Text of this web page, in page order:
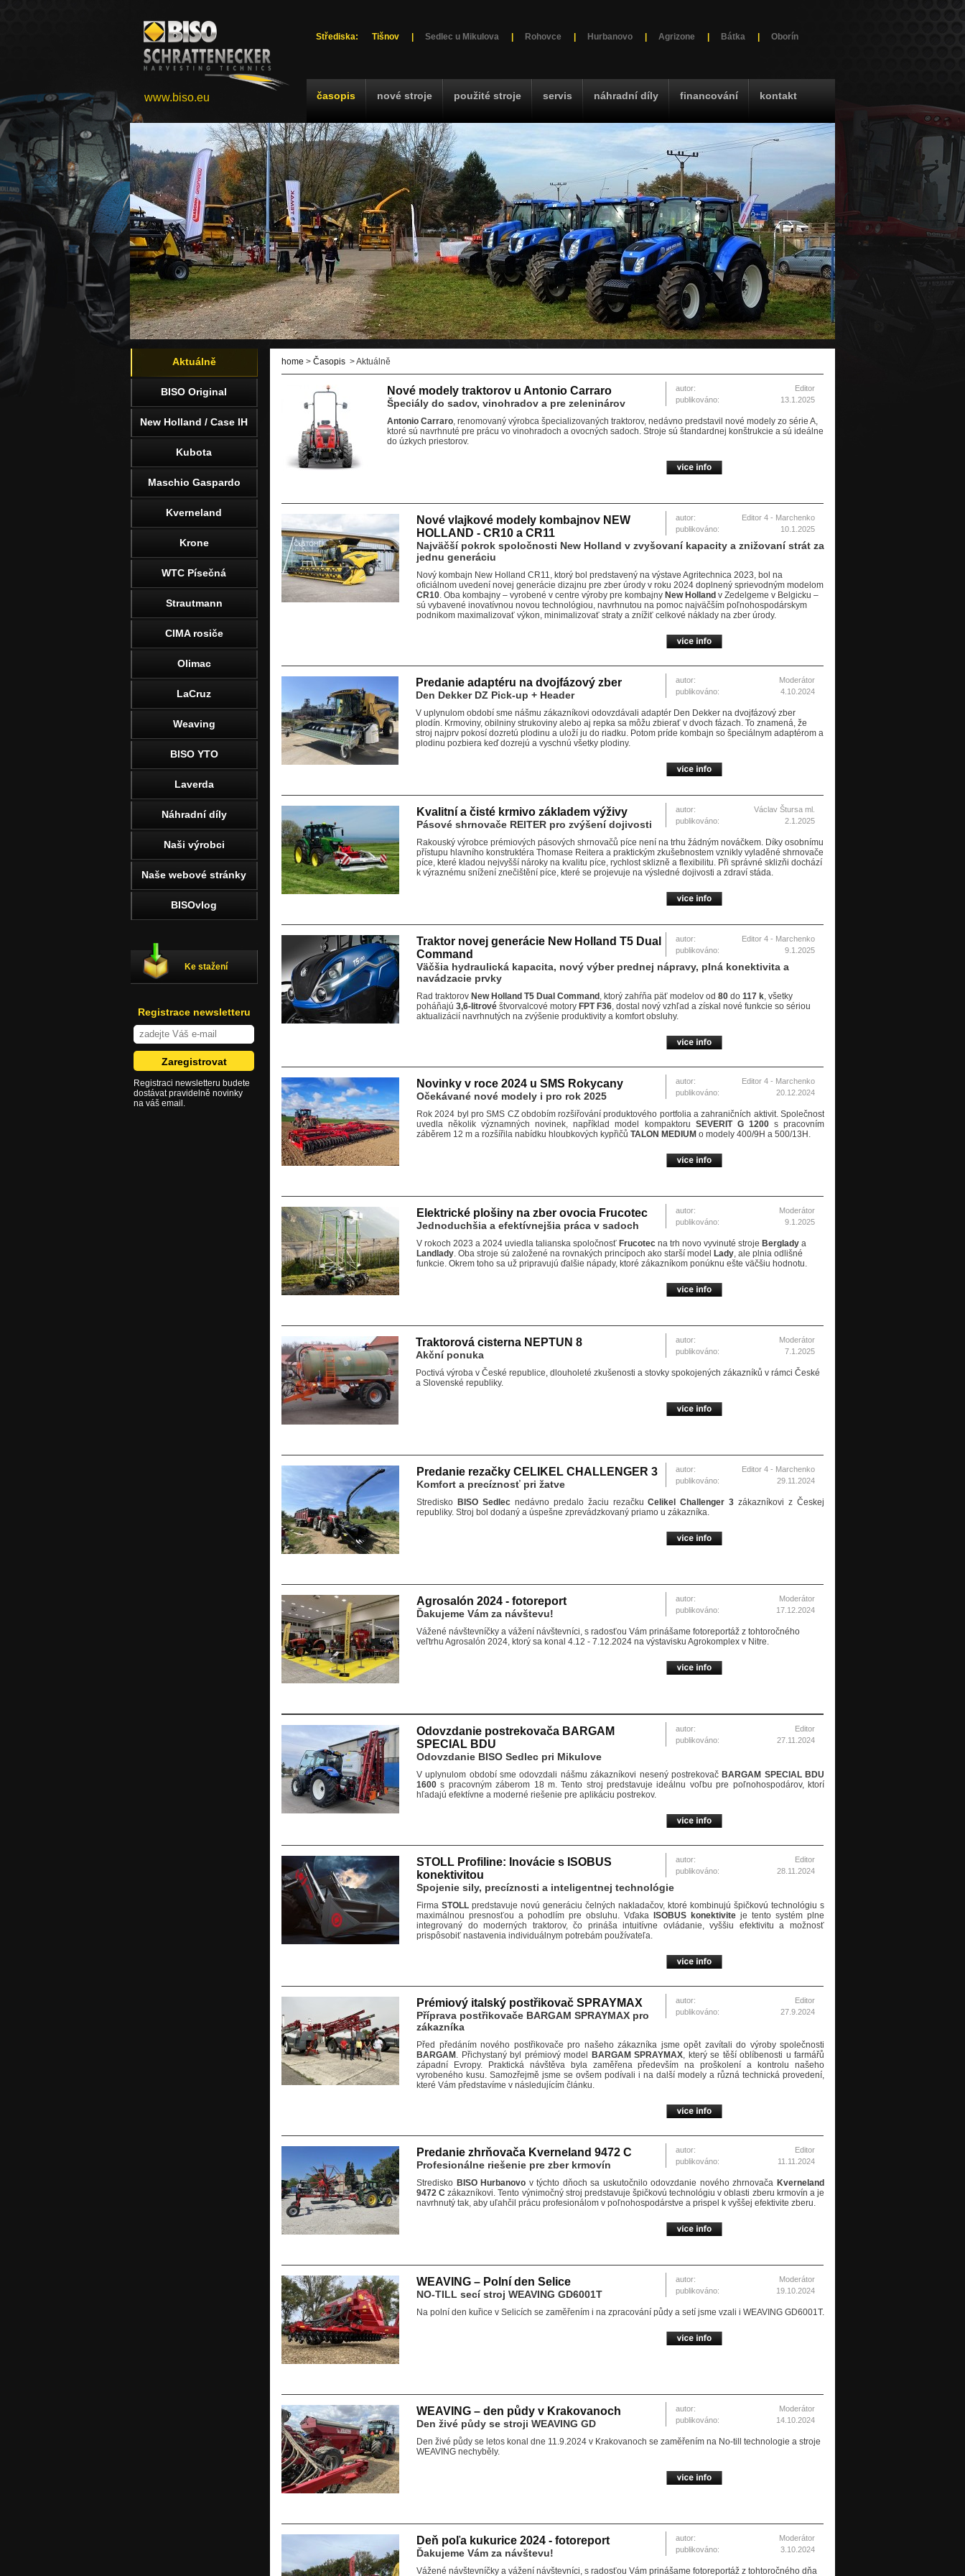
Střediska: Tišnov Sedlec u Mikulova Rohovce Hurbanovo Agrizone Bátka Oborín
časopis nové stroje použité stroje servis náhradní díly financování kontakt
www.biso.eu
home > Časopis > Aktuálně
autor:
Editor
publikováno:
13.1.2025
Nové modely traktorov u Antonio Carraro
Špeciály do sadov, vinohradov a pre zeleninárov
Antonio Carraro, renomovaný výrobca špecializovaných traktorov, nedávno predstavil nové modely zo série A,
ktoré sú navrhnuté pre prácu vo vinohradoch a ovocných sadoch. Stroje sú štandardnej konštrukcie a sú ideálne
do úzkych priestorov.
autor:
Editor 4 - Marchenko
publikováno:
10.1.2025
Nové vlajkové modely kombajnov NEW
HOLLAND - CR10 a CR11
Najväčší pokrok spoločnosti New Holland v zvyšovaní kapacity a znižovaní strát za
jednu generáciu
Nový kombajn New Holland CR11, ktorý bol predstavený na výstave Agritechnica 2023, bol na
oficiálnom uvedení novej generácie dizajnu pre zber úrody v roku 2024 doplnený sprievodným modelom
CR10. Oba kombajny – vyrobené v centre výroby pre kombajny New Holland v Zedelgeme v Belgicku –
sú vybavené inovatívnou novou technológiou, navrhnutou na pomoc najväčším poľnohospodárskym
podnikom maximalizovať výkon, minimalizovať straty a znížiť celkové náklady na zber úrody.
autor:
Moderátor
publikováno:
4.10.2024
Predanie adaptéru na dvojfázový zber
Den Dekker DZ Pick-up + Header
V uplynulom období sme nášmu zákazníkovi odovzdávali adaptér Den Dekker na dvojfázový zber
plodín. Krmoviny, obilniny strukoviny alebo aj repka sa môžu zbierať v dvoch fázach. To znamená, že
stroj najprv pokosí dozretú plodinu a uloží ju do riadku. Potom príde kombajn so špeciálnym adaptérom a
plodinu pozbiera keď dozrejú a vyschnú všetky plodiny.
autor:
Václav Štursa ml.
publikováno:
2.1.2025
Kvalitní a čisté krmivo základem výživy
Pásové shrnovače REITER pro zvýšení dojivosti
Rakouský výrobce prémiových pásových shrnovačů píce není na trhu žádným nováčkem. Díky osobnímu
přístupu hlavního konstruktéra Thomase Reitera a praktickým zkušebnostem vznikly vyladěné shrnovače
píce, které kladou nejvyšší nároky na kvalitu píce, rychlost sklizně a flexibilitu. Při správné sklizňi dochází
k výraznému snížení znečištění píce, které se projevuje na výsledné dojivosti a zdraví stáda.
autor:
Editor 4 - Marchenko
publikováno:
9.1.2025
Traktor novej generácie New Holland T5 Dual
Command
Väčšia hydraulická kapacita, nový výber prednej nápravy, plná konektivita a
navádzacie prvky
Rad traktorov New Holland T5 Dual Command , ktorý zahŕňa päť modelov od 80 do 117 k, všetky
poháňajú 3,6-litrové štvorvalcové motory FPT F36, dostal nový vzhľad a získal nové funkcie so sériou
aktualizácií navrhnutých na zvýšenie produktivity a komfort obsluhy.
autor:
Editor 4 - Marchenko
publikováno:
20.12.2024
Novinky v roce 2024 u SMS Rokycany
Očekávané nové modely i pro rok 2025
Rok 2024 byl pro SMS CZ obdobím rozšiřování produktového portfolia a zahraničních aktivit. Společnost
uvedla několik významných novinek, například model kompaktoru SEVERIT G 1200s pracovním
záběrem 12 m a rozšířila nabídku hloubkových kypřičů TALON MEDIUM o modely 400/9H a 500/13H.
autor:
Moderátor
publikováno:
9.1.2025
Elektrické plošiny na zber ovocia Frucotec
Jednoduchšia a efektívnejšia práca v sadoch
V rokoch 2023 a 2024 uviedla talianska spoločnosť Frucotec na trh novo vyvinuté stroje Berglady a
Landlady. Oba stroje sú založené na rovnakých princípoch ako starší model Lady, ale plnia odlišné
funkcie. Okrem toho sa už pripravujú ďalšie nápady, ktoré zákazníkom ponúknu ešte väčšiu hodnotu.
autor:
Moderátor
publikováno:
7.1.2025
Traktorová cisterna NEPTUN 8
Akční ponuka
Poctivá výroba v České republice, dlouholeté zkušenosti a stovky spokojených zákazníků v rámci České
a Slovenské republiky.
autor:
Editor 4 - Marchenko
publikováno:
29.11.2024
Predanie rezačky CELIKEL CHALLENGER 3
Komfort a precíznosť pri žatve
Stredisko BISO Sedlec nedávno predalo žaciu rezačkuCelikel Challenger 3 zákazníkovi z Českej
republiky. Stroj bol dodaný a úspešne zprevádzkovaný priamo u zákazníka.
autor:
Moderátor
publikováno:
17.12.2024
Agrosalón 2024 - fotoreport
Ďakujeme Vám za návštevu!
Vážené návštevníčky a vážení návštevníci, s radosťou Vám prinášame fotoreportáž z tohtoročného
veľtrhu Agrosalón 2024, ktorý sa konal 4.12 - 7.12.2024 na výstavisku Agrokomplex v Nitre.
autor:
Editor
publikováno:
27.11.2024
Odovzdanie postrekovača BARGAM
SPECIAL BDU
Odovzdanie BISO Sedlec pri Mikulove
V uplynulom období sme odovzdali nášmu zákazníkovi nesený postrekovačBARGAM SPECIAL BDU
1600 s pracovným záberom 18 m. Tento stroj predstavuje ideálnu voľbu pre poľnohospodárov, ktorí
hľadajú efektívne a moderné riešenie pre aplikáciu postrekov.
autor:
Editor
publikováno:
28.11.2024
STOLL Profiline: Inovácie s ISOBUS
konektivitou
Spojenie sily, precíznosti a inteligentnej technológie
Firma STOLL predstavuje novú generáciu čelných nakladačov, ktoré kombinujú špičkovú technológiu s
maximálnou presnosťou a pohodlím pre obsluhu. Vďaka ISOBUS konektivite je tento systém plne
integrovaný do moderných traktorov, čo prináša intuitívne ovládanie, vyššiu efektivitu a možnosť
prispôsobiť nastavenia individuálnym potrebám používateľa.
autor:
Editor
publikováno:
27.9.2024
Prémiový italský postřikovač SPRAYMAX
Příprava postřikovače BARGAM SPRAYMAX pro
zákazníka
Před předáním nového postřikovače pro našeho zákazníka jsme opět zavítali do výroby společnosti
BARGAM . Přichystaný byl prémiový model BARGAM SPRAYMAX , který se těší oblíbenosti u farmářů
západní Evropy. Praktická návštěva byla zaměřena především na proškolení a kontrolu našeho
vyrobeného kusu. Samozřejmě jsme se ovšem podívali i na další modely a různá technická provedení,
které Vám představíme v následujícím článku.
autor:
Editor
publikováno:
11.11.2024
Predanie zhrňovača Kverneland 9472 C
Profesionálne riešenie pre zber krmovín
Stredisko BISO Hurbanovo v týchto dňoch sa uskutočnilo odovzdanie nového zhrnovačaKverneland
9472 C zákazníkovi. Tento výnimočný stroj predstavuje špičkovú technológiu v oblasti zberu krmovín a je
navrhnutý tak, aby uľahčil prácu profesionálom v poľnohospodárstve a prispel k vyššej efektivite zberu.
autor:
Moderátor
publikováno:
19.10.2024
WEAVING – Polní den Selice
NO-TILL secí stroj WEAVING GD6001T
Na polní den kuřice v Selicích se zaměřením i na zpracování půdy a setí jsme vzali i WEAVING GD6001T.
autor:
Moderátor
publikováno:
14.10.2024
WEAVING – den půdy v Krakovanoch
Den živé půdy se stroji WEAVING GD
Den živé půdy se letos konal dne 11.9.2024 v Krakovanoch se zaměřením na No-till technologie a stroje
WEAVING nechyběly.
autor:
Moderátor
publikováno:
3.10.2024
Deň poľa kukurice 2024 - fotoreport
Ďakujeme Vám za návštevu!
Vážené návštevníčky a vážení návštevníci, s radosťou Vám prinášame fotoreportáž z tohtoročného dňa
Aktuálně
BISO Original
New Holland / Case IH
Kubota
Maschio Gaspardo
Kverneland
Krone
WTC Písečná
Strautmann
CIMA rosiče
Olimac
LaCruz
Weaving
BISO YTO
Laverda
Náhradní díly
Naši výrobci
Naše webové stránky
BISOvlog
Ke stažení
Registrace newsletteru
Registraci newsletteru budete
dostávat pravidelně novinky
na váš email.